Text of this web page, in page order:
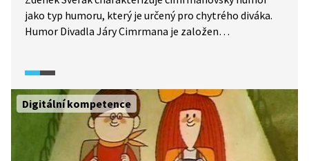
jako typ humoru, který je určený pro chytrého diváka.
Humor Divadla Járy Cimrmana je založen
Digitální kompetence